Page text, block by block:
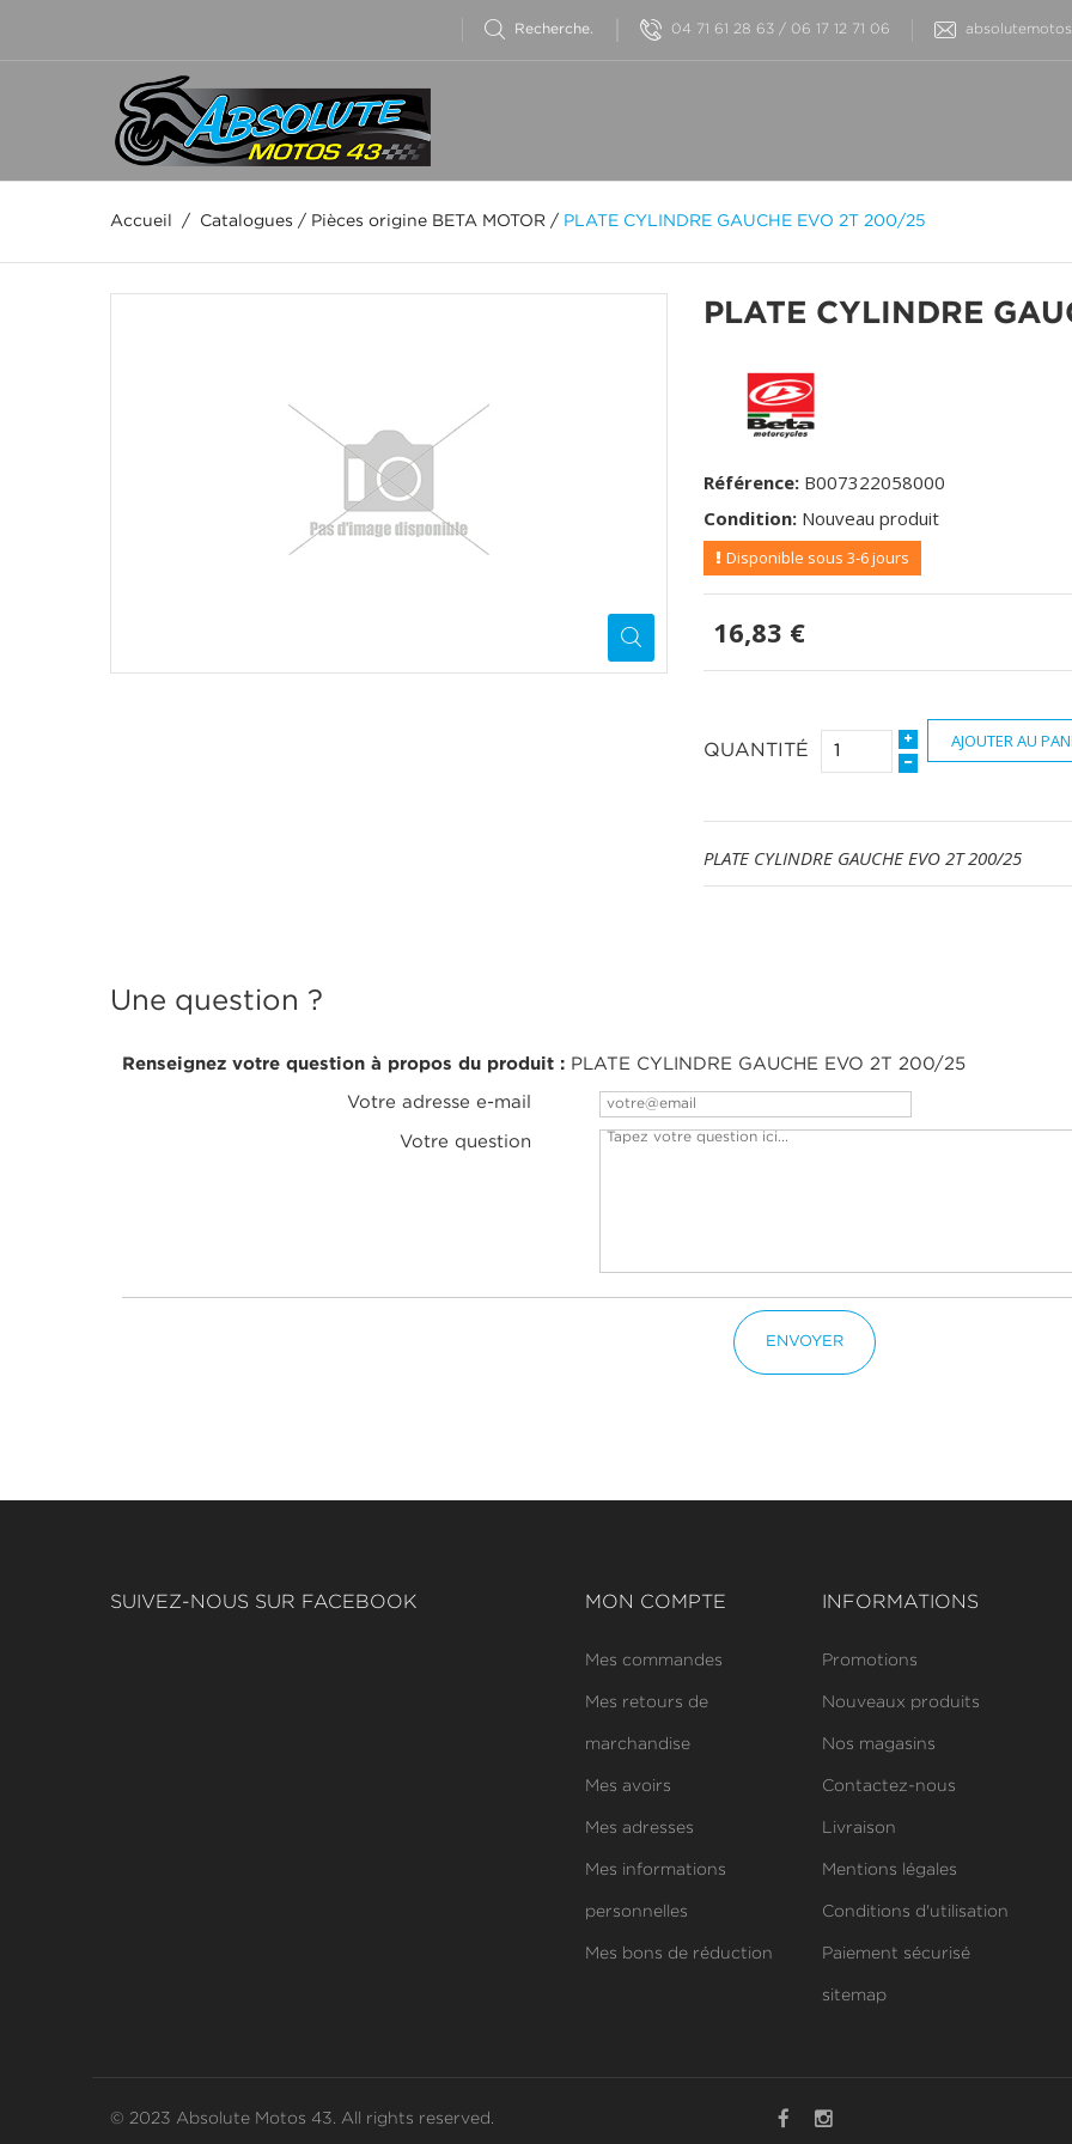
04 71 61 28 63 / 06 17 12 71 06
Accueil / Catalogues / Pièces origine BETA MOTOR / PLATE CYLINDRE GAUCHE EVO 2T 200/25
PLATE CYLINDRE
Référence: B007322058000
Condition: Nouveau produit
Disponible sous 3-6 jours
16,83 €
QUANTITÉ
AJOUTER AU
PLATE CYLINDRE GAUCHE EVO 2T 200/25
Une question ?
Renseignez votre question à propos du produit : PLATE CYLINDRE GAUCHE EVO 2T 200/25
Votre adresse e-mail
Votre question
ENVOYER
SUIVEZ-NOUS SUR FACEBOOK MON COMPTE
Mes commandes
Mes retours de
marchandise
Mes avoirs
Mes adresses
Mes informations
personnelles
Mes bons de réduction
INFORMATIONS
Promotions
Nouveaux produits
Nos magasins
Contactez-nous
Livraison
Mentions légales
Conditions d'utilisation
Paiement sécurisé
sitemap
© 2023 Absolute Motos 43. All rights reserved.